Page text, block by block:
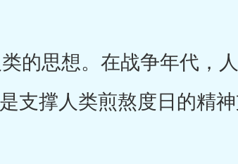
的思想。在战争年代，
撑人类煎熬度日的精神